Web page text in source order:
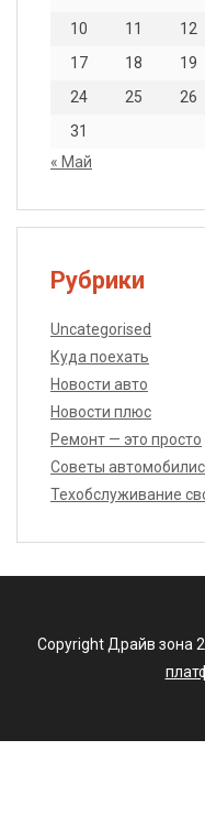
10
11 12
17
18 19
24
25 26
31
« Май
Рубрики
Uncategorised
Куда поехать
Новости авто
Новости плюс
Ремонт — это просто
Советы
Техобслуживание
Copyright Драйв зона